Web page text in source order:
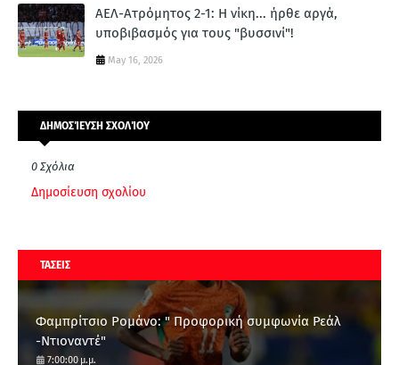
ΑΕΛ-Ατρόμητος 2-1: Η νίκη... ήρθε αργά,
υποβιβασμός για τους "βυσσινί"!
May 16, 2026
ΔΗΜΟΣΊΕΥΣΗ ΣΧΟΛΊΟΥ
0 Σχόλια
Δημοσίευση σχολίου
ΤΑΣΕΙΣ
Φαμπρίτσιο Ρομάνο: " Προφορική συμφωνία Ρεάλ
-Ντιοναντέ"
7:00:00 μ.μ.